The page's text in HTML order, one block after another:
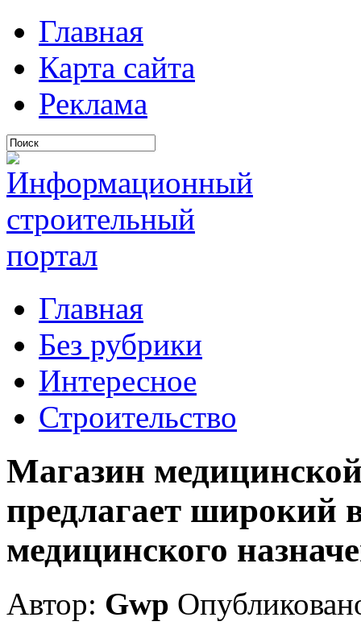
Главная
Карта сайта
Реклама
Главная
Без рубрики
Интересное
Строительство
Магазин
предлагает широкий
медицинского
Автор: Gwp